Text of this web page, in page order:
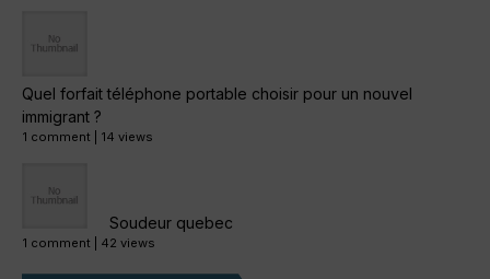
Quel forfait téléphone portable choisir pour un nouvel
immigrant ?
1 comment 14 views
Soudeur quebec
1 comment 42 views